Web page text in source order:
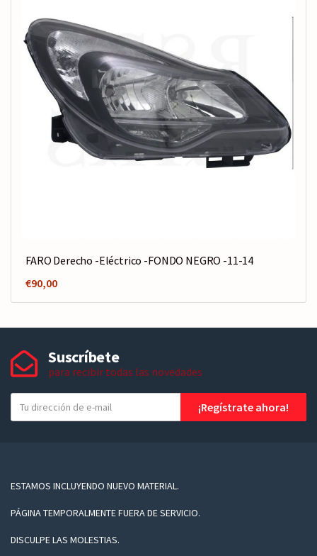
FARO Derecho -Eléctrico -FONDO NEGRO -11-14
€90,00
Suscríbete
para recibir todas las novedades
u
a
l
¡Regístrate ahora!
ESTAMOS INCLUYENDO NUEVO MATERIAL.
PÁGINA TEMPORALMENTE FUERA DE SERVICIO.
DISCULPE LAS MOLESTIAS.